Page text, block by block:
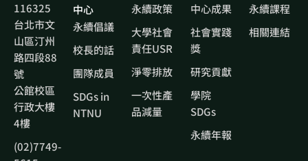
116325
台北市文
山區汀州
路四段88
號
公館校區
行政大樓
4樓
(02)7749-
中心
永續倡議
校長的話
團隊成員
SDGs in
NTNU
永續政策
大學社會
責任USR
淨零排放
一次性產
品減量
中心成果
社會實踐
獎
研究貢獻
學院
SDGs
永續年報
永續課程
相關連結